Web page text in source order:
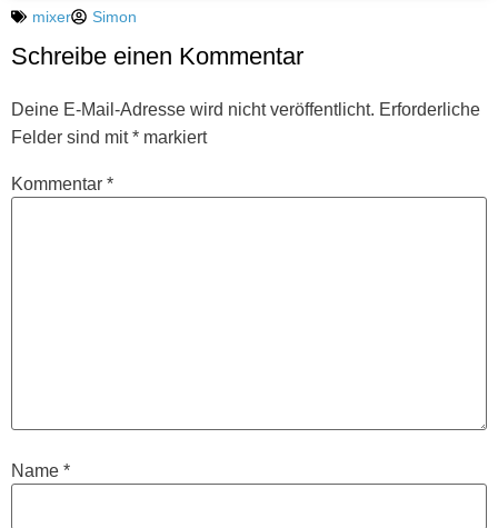
mixer Simon
Schreibe einen Kommentar
Deine E-Mail-Adresse wird nicht veröffentlicht. Erforderliche
Felder sind mit* markiert
Kommentar *
Name *